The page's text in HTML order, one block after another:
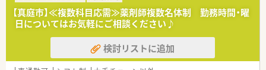
方に触れることができ、地域医療の要として機能している店舗で
す。
【募集背景と求める人物像について】
■今回は退職者の発生に伴う欠員補充および体制強化のための
増員募集となっており、意欲ある薬剤師の方を幅広く募っていま
【真庭市】≪複数科目応需≫薬剤師複数名体制 勤務時間・曜
日についてはお気軽にご相談ください♪
検討リストに追加